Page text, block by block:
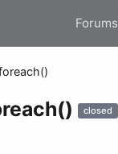
Forums
closed